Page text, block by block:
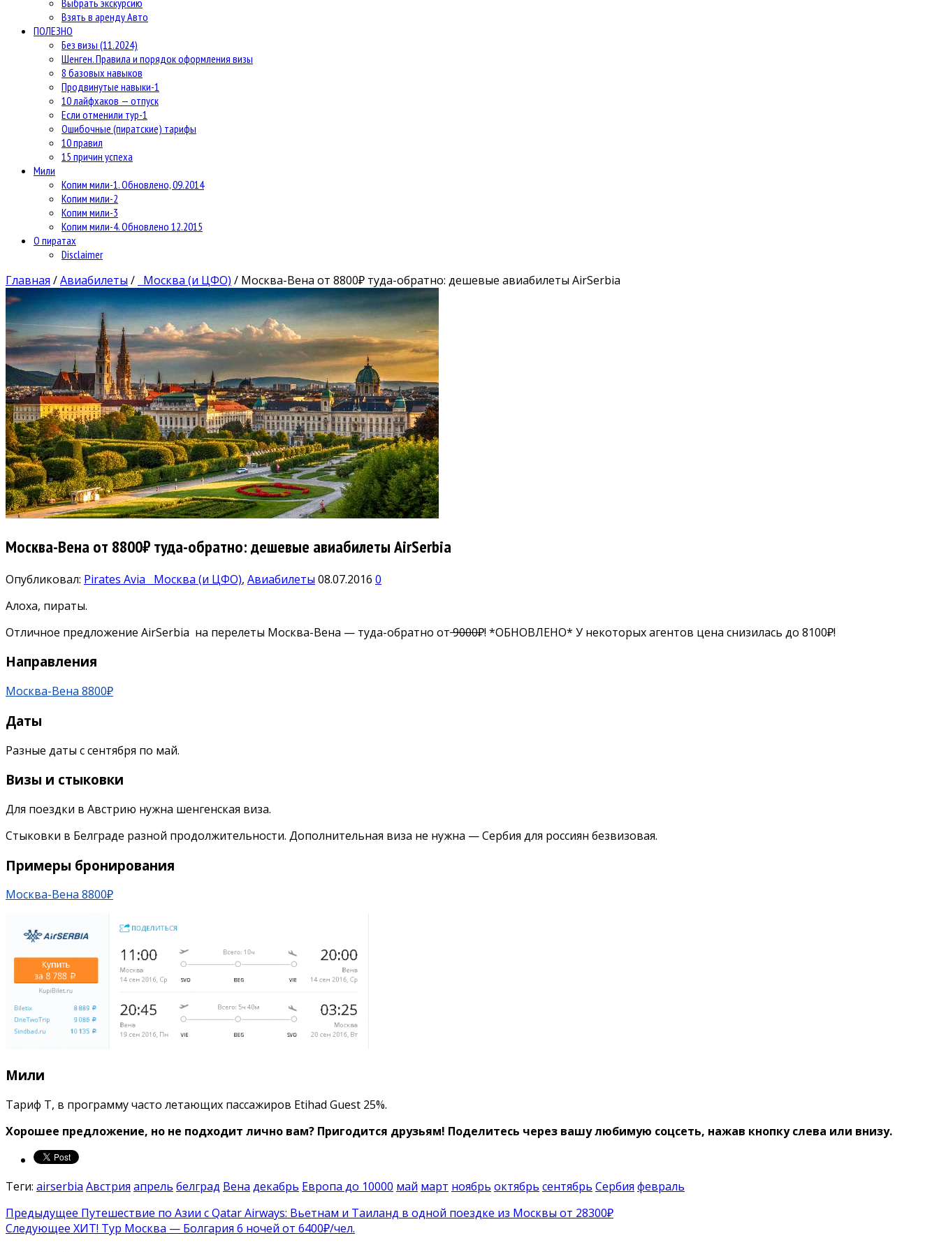
Взять в аренду Авто
ПОЛЕЗНО
Без визы (11.2024)
Шенген. Правила и порядок оформления визы
8 базовых навыков
Продвинутые навыки-1
10 лайфхаков — отпуск
Если отменили тур-1
Ошибочные (пиратские) тарифы
10 правил
15 причин успеха
Мили
Копим мили-1. Обновлено, 09.2014
Копим мили-2
Копим мили-3
Копим мили-4. Обновлено 12.2015
О пиратах
Disclaimer
Главная /Авиабилеты / Москва (и ЦФО) / Москва-Вена от 8800₽ туда-обратно: дешевые авиабилеты AirSerbia
Москва-Вена от 8800₽ туда-обратно: дешевые авиабилеты AirSerbia
Опубликовал: Pirates Avia Москва (и ЦФО), Авиабилеты 08.07.2016 0
Алоха, пираты.
Отличное предложение AirSerbia на перелеты Москва-Вена — туда-обратно от9000₽! *ОБНОВЛЕНО* У некоторых агентов цена снизилась до 8100₽!
Направления
Москва-Вена 8800₽
Даты
Разные даты с сентября по май.
Визы и стыковки
Для поездки в Австрию нужна шенгенская виза.
Стыковки в Белграде разной продолжительности. Дополнительная виза не нужна — Сербия для россиян безвизовая.
Примеры бронирования
Москва-Вена 8800₽
Мили
Тариф T, в программу часто летающих пассажиров Etihad Guest 25%.
Хорошее предложение, но не подходит лично вам? Пригодится друзьям! Поделитесь через вашу любимую соцсеть, нажав кнопку слева или внизу.
Теги: airserbia Австрия апрель белград Вена декабрь Европа до 10000 май март ноябрь октябрь сентябрь Сербия февраль
Предыдущее Путешествие по Азии с Qatar Airways: Вьетнам и Таиланд в одной поездке из Москвы от 28300₽
Следующее ХИТ! Тур Москва — Болгария 6 ночей от 6400₽/чел.